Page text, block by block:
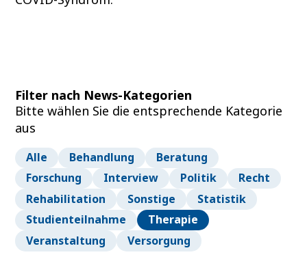
Filter nach News-Kategorien
Bitte wählen Sie die entsprechende Kategorie
aus
Alle Behandlung
Beratung
Forschung
Interview Politik
Recht
Rehabilitation
Sonstige
Statistik
Studienteilnahme
Therapie
Veranstaltung
Versorgung